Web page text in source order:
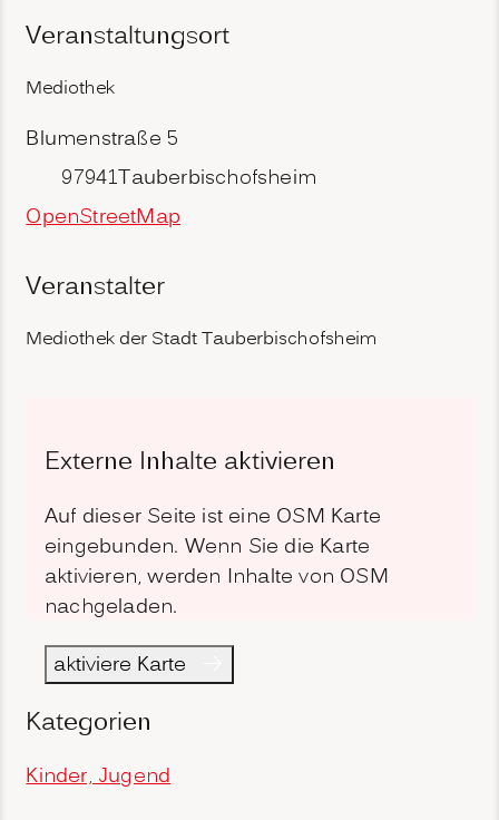
Veranstaltungsort
Mediothek
Blumenstraße 5
97941Tauberbischofsheim
OpenStreetMap
Veranstalter
Mediothek der Stadt Tauberbischofsheim
Externe Inhalte aktivieren
Auf dieser Seite ist eine OSM Karte
eingebunden. Wenn Sie die Karte
aktivieren, werden Inhalte von OSM
nachgeladen.
aktiviere Karte
Kategorien
Kinder, Jugend